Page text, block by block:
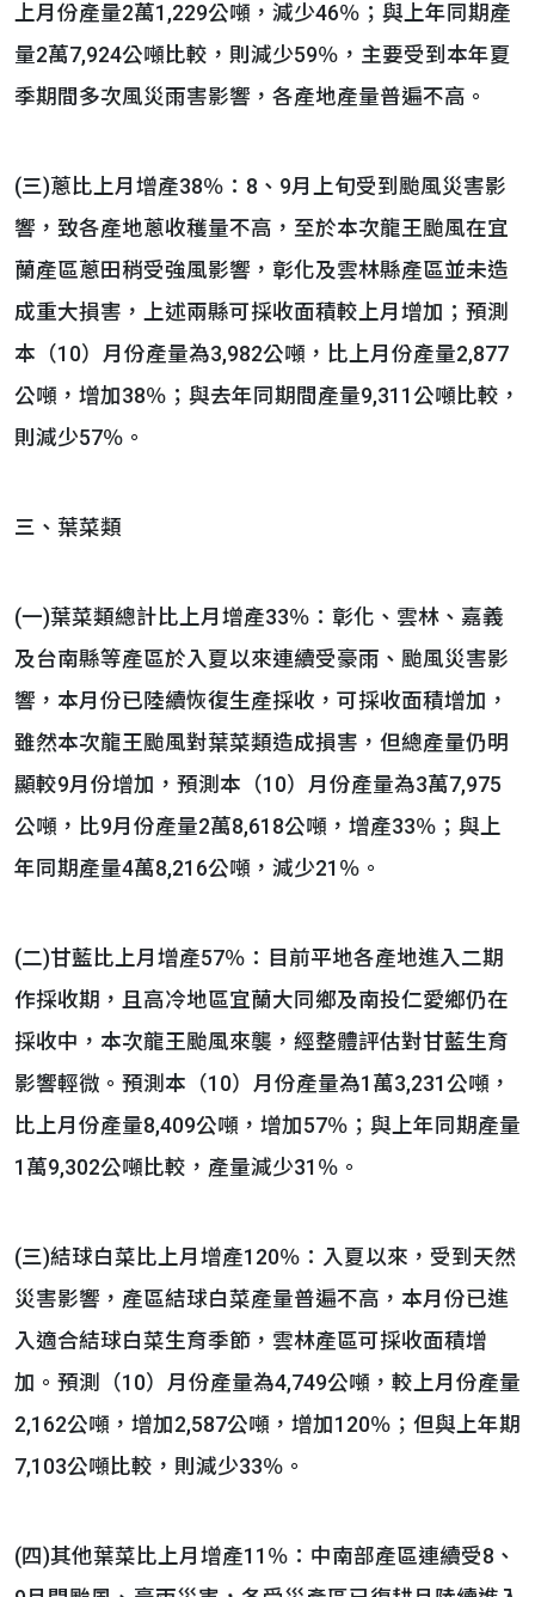
上月份產量2萬1,229公噸，減少46％；與上年同期產
量2萬7,924公噸比較，則減少59％，主要受到本年夏
季期間多次風災雨害影響，各產地產量普遍不高。
(三)蔥比上月增產38％：8、9月上旬受到颱風災害影
響，致各產地蔥收穫量不高，至於本次龍王颱風在宜
蘭產區蔥田稍受強風影響，彰化及雲林縣產區並未造
成重大損害，上述兩縣可採收面積較上月增加；預測
本（10）月份產量為3,982公噸，比上月份產量2,877
公噸，增加38％；與去年同期間產量9,311公噸比較，
則減少57％。
三、葉菜類
(一)葉菜類總計比上月增產33％：彰化、雲林、嘉義
及台南縣等產區於入夏以來連續受豪雨、颱風災害影
響，本月份已陸續恢復生產採收，可採收面積增加，
雖然本次龍王颱風對葉菜類造成損害，但總產量仍明
顯較9月份增加，預測本（10）月份產量為3萬7,975
公噸，比9月份產量2萬8,618公噸，增產33％；與上
年同期產量4萬8,216公噸，減少21％。
(二)甘藍比上月增產57％：目前平地各產地進入二期
作採收期，且高冷地區宜蘭大同鄉及南投仁愛鄉仍在
採收中，本次龍王颱風來襲，經整體評估對甘藍生育
影響輕微。預測本（10）月份產量為1萬3,231公噸，
比上月份產量8,409公噸，增加57％；與上年同期產量
1萬9,302公噸比較，產量減少31％。
(三)結球白菜比上月增產120％：入夏以來，受到天然
災害影響，產區結球白菜產量普遍不高，本月份已進
入適合結球白菜生育季節，雲林產區可採收面積增
加。預測（10）月份產量為4,749公噸，較上月份產量
2,162公噸，增加2,587公噸，增加120％；但與上年期
7,103公噸比較，則減少33％。
(四)其他葉菜比上月增產11％：中南部產區連續受8、